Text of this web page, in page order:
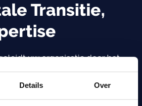
Details Over
Transitie,
uw organisatie door het
van de initiële
werkstromen tot de
geavanceerde digitale